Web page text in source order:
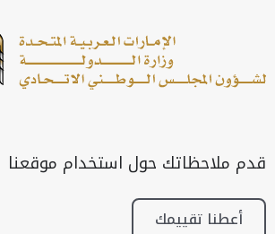
قدم ملاحظاتك حول استخدام موقعنا
أعطنا تقييمك